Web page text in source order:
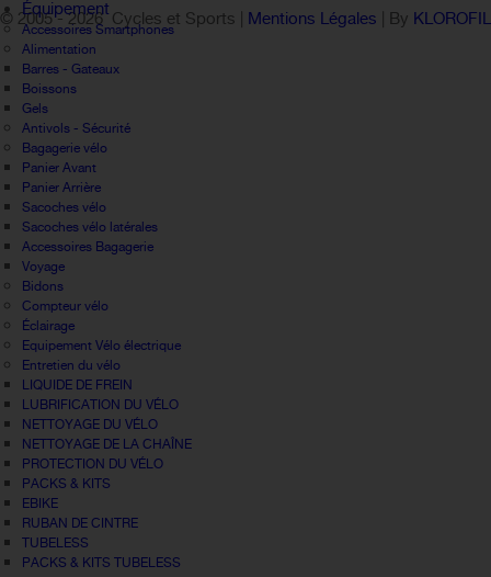
Équipement
Accessoires Smartphones
Alimentation
Barres - Gateaux
Boissons
Gels
Antivols - Sécurité
Bagagerie vélo
Panier Avant
Panier Arrière
Sacoches vélo
Sacoches vélo latérales
Accessoires Bagagerie
Voyage
Bidons
Compteur vélo
Éclairage
Equipement Vélo électrique
Entretien du vélo
LIQUIDE DE FREIN
LUBRIFICATION DU VÉLO
NETTOYAGE DU VÉLO
NETTOYAGE DE LA CHAÎNE
PROTECTION DU VÉLO
PACKS & KITS
EBIKE
RUBAN DE CINTRE
TUBELESS
PACKS & KITS TUBELESS
© 2005 -2026 Cycles et Sports | Mentions Légales | By